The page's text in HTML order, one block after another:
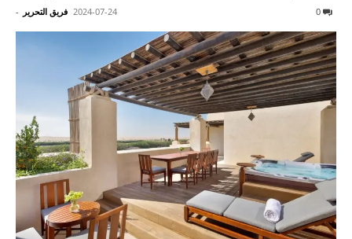
فريق التحرير - 2024-07-24